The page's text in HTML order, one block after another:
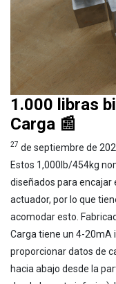
1.000 libras
Carga 📰
27 de septiembre de
Estos 1,000lb/454kg
diseñados para
actuador, por lo que
acomodar esto.
Carga tiene un 4-20mA
proporcionar datos de
hacia abajo desde la